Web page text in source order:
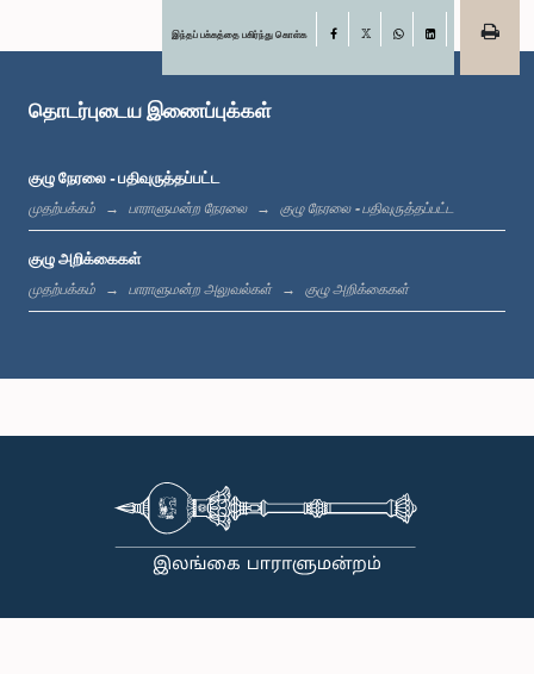
கௌரவ தாராநாத் பஸ்நாயக்க, பா.உ.
இந்தப் பக்கத்தை பகிர்ந்து கொள்க Facebook
LinkedIn
தொடர்புடைய இணைப்புக்கள்
குழு நேரலை - பதிவுருத்தப்பட்ட
முதற்பக்கம் பாராளுமன்ற நேரலை குழு நேரலை - பதிவுருத்தப்பட்ட
குழு அறிக்கைகள்
முதற்பக்கம் பாராளுமன்ற அலுவல்கள் குழு அறிக்கைகள்